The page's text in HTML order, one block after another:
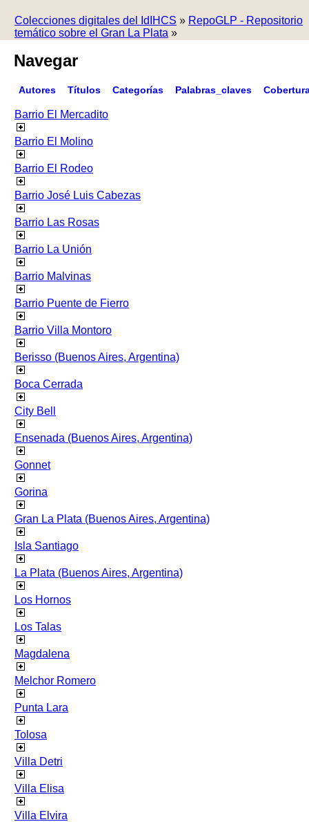
Colecciones digitales del IdIHCS » RepoGLP - Repositorio
temático sobre el Gran La Plata »
Navegar
Autores Títulos Categorías Palabras_claves
Barrio El Mercadito
Barrio El Molino
Barrio El Rodeo
Barrio José Luis Cabezas
Barrio Las Rosas
Barrio La Unión
Barrio Malvinas
Barrio Puente de Fierro
Barrio Villa Montoro
Berisso (Buenos Aires, Argentina)
Boca Cerrada
City Bell
Ensenada (Buenos Aires, Argentina)
Gonnet
Gorina
Gran La Plata (Buenos Aires, Argentina)
Isla Santiago
La Plata (Buenos Aires, Argentina)
Los Hornos
Los Talas
Magdalena
Melchor Romero
Punta Lara
Tolosa
Villa Detri
Villa Elisa
Villa Elvira